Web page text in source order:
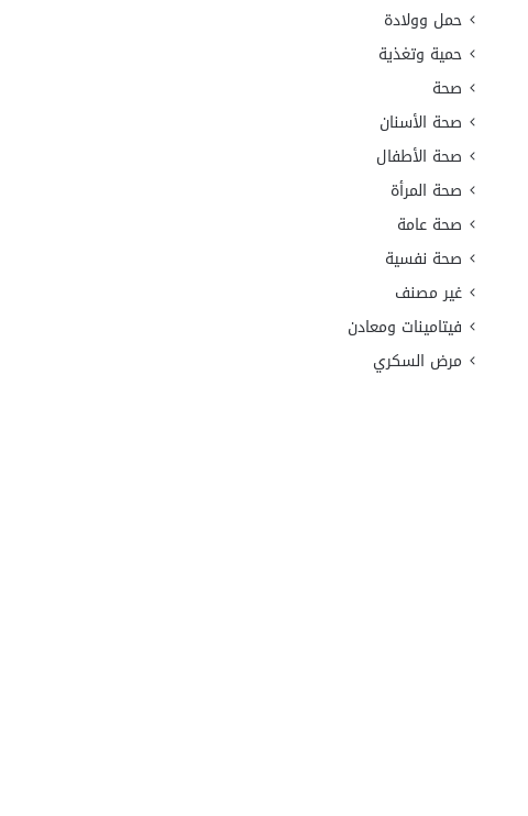
حمل وولادة
حمية وتغذية
صحة
صحة الأسنان
صحة الأطفال
صحة المرأة
صحة عامة
صحة نفسية
غير مصنف
فيتامينات ومعادن
مرض السكري